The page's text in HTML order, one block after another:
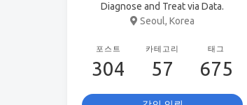
Diagnose and Treat via Data.
Seoul, Korea
포스트
304
카테고리
57
태그
675